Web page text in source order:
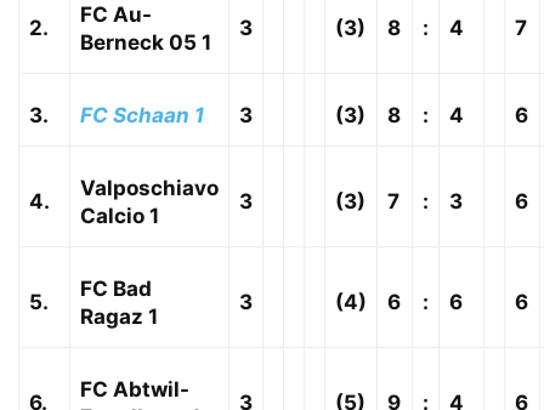
2.
FC Au-
Berneck 05 1
3 (3) 8 : 4 7
3. FC Schaan 1 3 (3) 8 : 4 6
4.
Valposchiavo
Calcio 1
3 (3) 7 : 3 6
5.
FC Bad
Ragaz 1
3 (4) 6 : 6 6
6.
FC Abtwil-
3 (5) 9 : 4 6